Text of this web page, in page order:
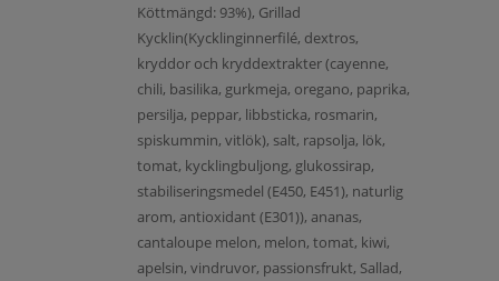
Köttmängd: 93%), Grillad
Kycklin(Kycklinginnerfilé, dextros,
kryddor och kryddextrakter (cayenne,
chili, basilika, gurkmeja, oregano, paprika,
persilja, peppar, libbsticka, rosmarin,
spiskummin, vitlök), salt, rapsolja, lök,
tomat, kycklingbuljong, glukossirap,
stabiliseringsmedel (E450, E451), naturlig
arom, antioxidant (E301)), ananas,
cantaloupe melon, melon, tomat, kiwi,
apelsin, vindruvor, passionsfrukt, Sallad,